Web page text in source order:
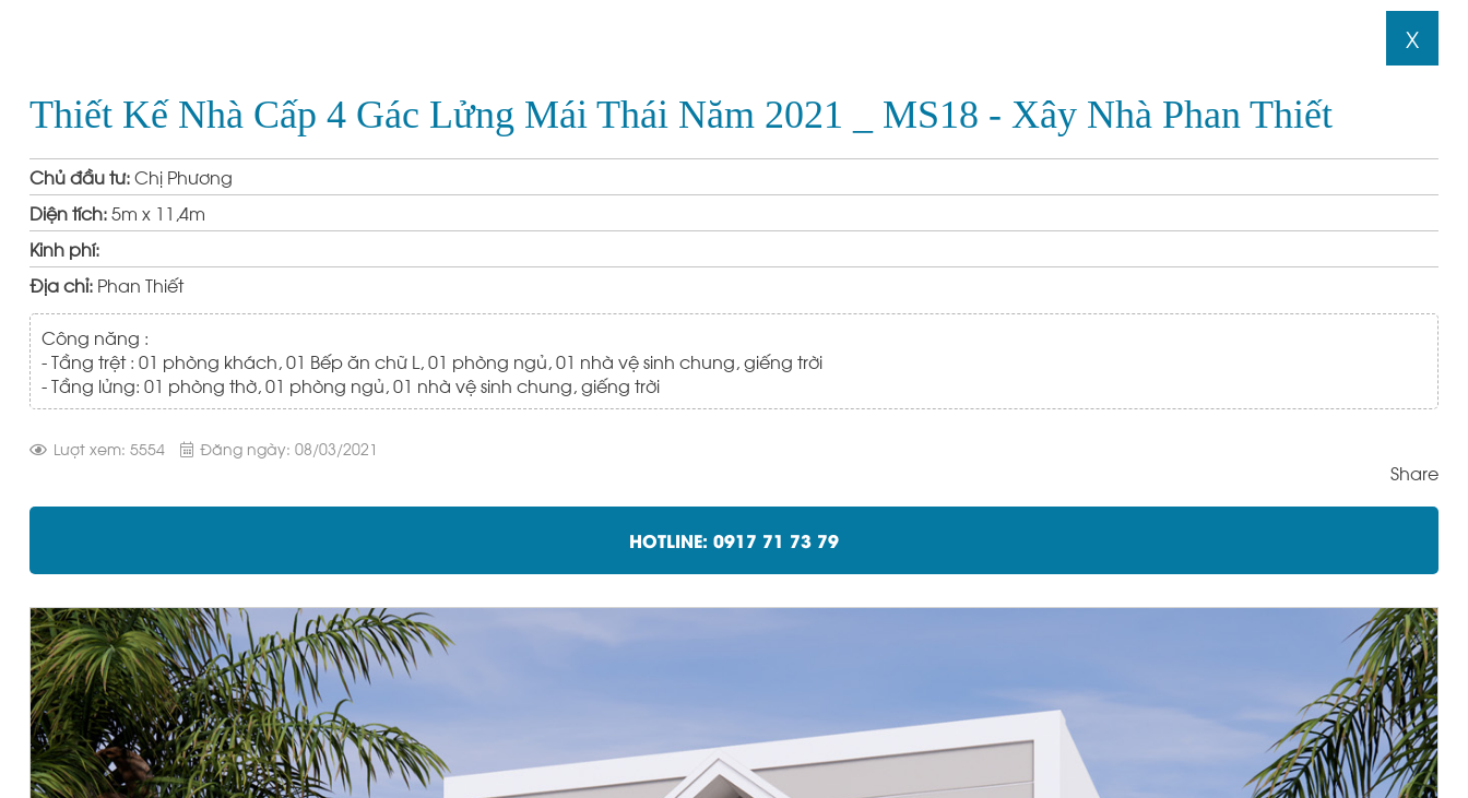
X
Thiết Kế Nhà Cấp 4 Gác Lửng Mái Thái Năm 2021 _ MS18 - Xây Nhà Phan Thiết
Chủ đầu tư:Chị Phương
Diện tích:5m x 11,4m
Kinh phí:
Địa chỉ:Phan Thiết
Công năng :
- Tầng trệt : 01 phòng khách, 01 Bếp ăn chữ L, 01 phòng ngủ, 01 nhà vệ sinh chung, giếng trời
- Tầng lửng: 01 phòng thờ, 01 phòng ngủ,01 nhà vệ sinh chung, giếng trời
Lượt xem: 5554 Đăng ngày: 08/03/2021
Share
HOTLINE: 0917 71 73 79